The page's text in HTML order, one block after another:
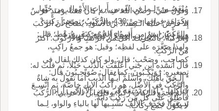
مُبْغَضِـينَ، لِـما في نُفوسِ أَربابِ الأَمْوال من حُبِّها
وكَراهَةِ فِراقِها <ص:430 والرُّكَيْبُ: تصغيرُ رَكْبٍ؛
والرَّكْبُ: اسمٌ من أَسماءِ الجَمْعِ كنَفَرٍ ورَهْطٍ؛ قال:
ولهذا صَغَّرَه على لفظِه؛ وقيل: هو جمعُ راكِبٍ،
كصاحِبٍ، وصَحْبٍ؛ قال: ولو كان كذلك لقال في
تصغيره: رُوَيْكِـبُونَ، كما يقال: صُوَيْحِـبُونَ قال:
والرَّكْبُ في الأَصْلِ، هو راكبُ الإِبِل خاصَّة، ثم اتُّسِـعَ
فأُطْلِقَ على كلِّ مَن رَكِبَ دابَّةً.
وقولُ عليٍّ، رضي اللّه عنه: م كان مَعَنا يومئذٍ فَرَسٌ
إِلا فَرَسٌ عليه الـمِقْدادُ بنُ الأَسْوَدِ، يُصَحِّحُ أَن الرَّكْبَ
ههنا رُكّابُ الإِبِلِ، والجمعُ أَرْكُبٌ ورُكوبٌ.
والرَّكَبةُ، بالتحريك: أَقَلُّ من الرَّكْبِ والأُرْكُوبُ: أَكثرُ
من الرَّكْبِ.
قال أَنشده ابن جني أَعْلَقْت بالذِّئب حَبْلاً، ثم قلت له:
* إِلْـحَقْ بأَهْلِكَ، واسْلَمْ أَيـُّها الذِّيب أَما تقولُ به شاةٌ
فيأْكُلُها، * أَو أَن تَبِـيعَهَ في بعضِ الأَراكِـي أَرادَ
تَبِـيعَها، فحَذف الأَلف تَشْبِـيهاً لها بالياءِ والواو، لِـما
)، ثم يُجمَع الرِّكابُ رُكُباً؛ وقال ابن الأَعرابي: الرُّكُبُ
لا يكونُ جمعَ رِكابٍ.